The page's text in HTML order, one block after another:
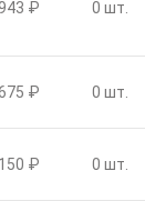
₽ 0 шт.
₽ 0 шт.
₽ 0 шт.